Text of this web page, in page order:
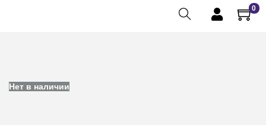
0
Нет в наличии